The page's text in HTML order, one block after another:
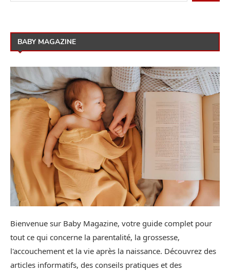
BABY MAGAZINE
Bienvenue sur Baby Magazine, votre guide complet pour
tout ce qui concerne la parentalité, la grossesse,
l'accouchement et la vie après la naissance. Découvrez des
articles informatifs, des conseils pratiques et des